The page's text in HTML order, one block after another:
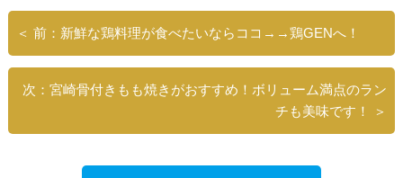
＜ 前：新鮮な鶏料理が食べたいならココ→→鶏GENへ！
次：宮崎骨付きもも焼きがおすすめ！ボリューム満点のラン
チも美味です！ ＞